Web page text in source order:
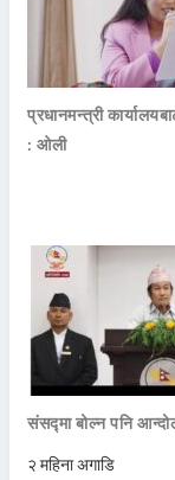
प्रधानमन्त्री
: ओली
संसद्मा बोल्न पनि
२ महिना अगाडि